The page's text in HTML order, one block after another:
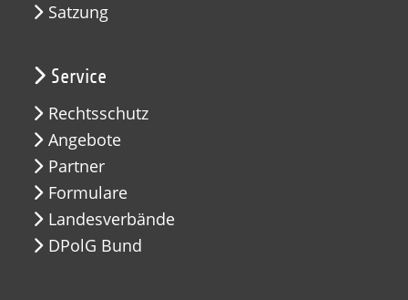
Satzung
Service
Rechtsschutz
Angebote
Partner
Formulare
Landesverbände
DPolG Bund